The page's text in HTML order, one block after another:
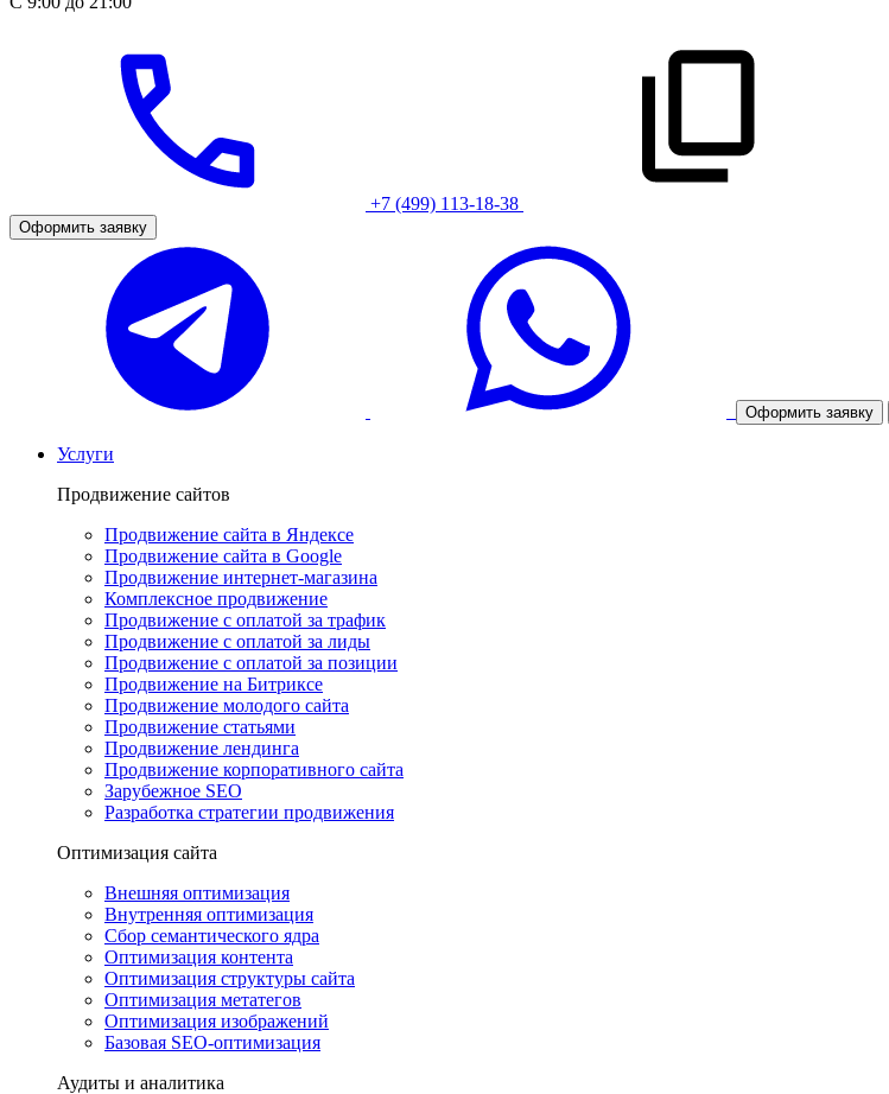
+7 (499) 113-18-38
Оформить заявку
Оформить заявку
Услуги
Продвижение сайтов
Продвижение сайта в Яндексе
Продвижение сайта в Google
Продвижение интернет-магазина
Комплексное продвижение
Продвижение с оплатой за трафик
Продвижение с оплатой за лиды
Продвижение с оплатой за позиции
Продвижение на Битриксе
Продвижение молодого сайта
Продвижение статьями
Продвижение лендинга
Продвижение корпоративного сайта
Зарубежное SEO
Разработка стратегии продвижения
Оптимизация сайта
Внешняя оптимизация
Внутренняя оптимизация
Сбор семантического ядра
Оптимизация контента
Оптимизация структуры сайта
Оптимизация метатегов
Оптимизация изображений
Базовая SEO-оптимизация
Аудиты и аналитика